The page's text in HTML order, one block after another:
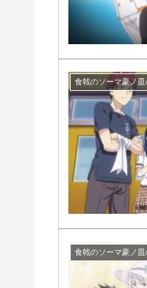
食戟のソーマ豪ノ皿
食戟のソーマ豪ノ皿